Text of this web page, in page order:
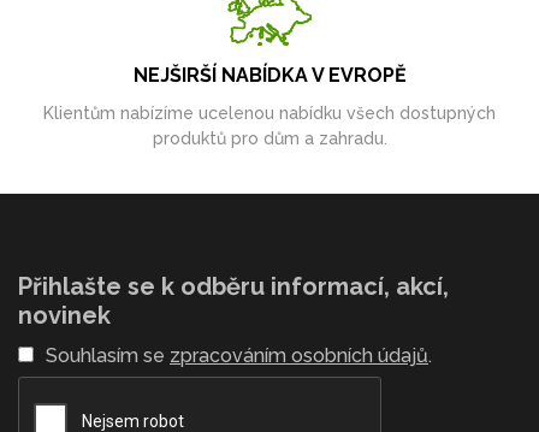
NEJŠIRŠÍ NABÍDKA V EVROPĚ
Klientům nabízíme ucelenou nabídku všech dostupných
produktů pro dům a zahradu.
Přihlašte se k odběru informací, akcí,
novinek
Souhlasím se zpracováním osobních údajů.